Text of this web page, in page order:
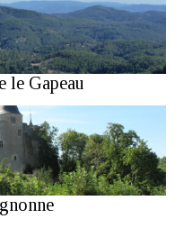
le Gapeau